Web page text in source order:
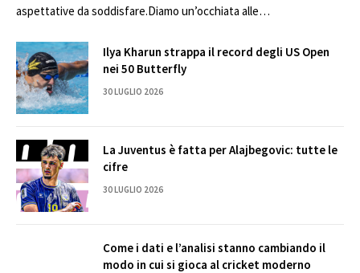
aspettative da soddisfare.Diamo un’occhiata alle…
Ilya Kharun strappa il record degli US Open
nei 50 Butterfly
30 LUGLIO 2026
La Juventus è fatta per Alajbegovic: tutte le
cifre
30 LUGLIO 2026
Come i dati e l’analisi stanno cambiando il
modo in cui si gioca al cricket moderno